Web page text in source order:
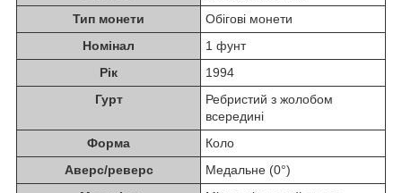
Тип монети
Обігові монети
Номінал
1 фунт
Рік
1994
Гурт
Ребристий з жолобом
всередині
Форма
Коло
Аверс/реверс
Медальне (0°)